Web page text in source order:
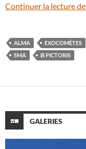
Continuer la lecture de
ALMA EXOCOMÈTES
SMA
Β PICTORIS
GALERIES